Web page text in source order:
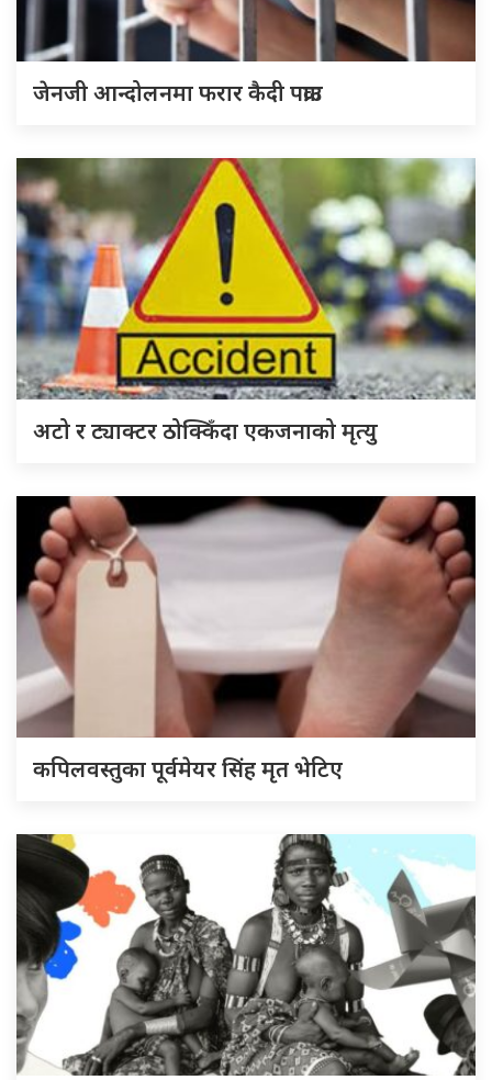
जेनजी आन्दोलनमा फरार कैदी पक्राउ
अटो र ट्याक्टर ठोक्किँदा एकजनाको मृत्यु
कपिलवस्तुका पूर्वमेयर सिंह मृत भेटिए